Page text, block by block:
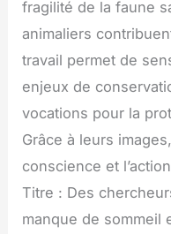
fragilité de la faune
animaliers
travail permet de
enjeux de
vocations pour la
Grâce à leurs
conscience et
Titre : Des
manque de sommeil